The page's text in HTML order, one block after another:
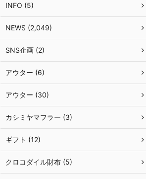
INFO (5)
NEWS (2,049)
SNS企画 (2)
アウター (6)
アウター (30)
カシミヤマフラー (3)
ギフト (12)
クロコダイル財布 (5)